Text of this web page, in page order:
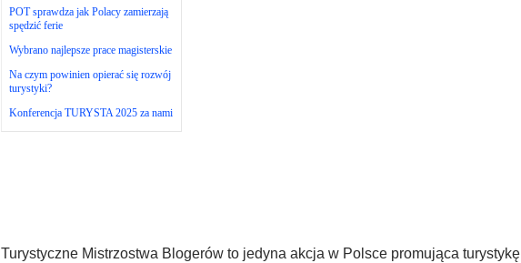
POT sprawdza jak Polacy zamierzają
spędzić ferie
Wybrano najlepsze prace magisterskie
Na czym powinien opierać się rozwój
turystyki?
Konferencja TURYSTA 2025 za nami
Turystyczne Mistrzostwa Blogerów to jedyna akcja w Polsce promująca turystykę